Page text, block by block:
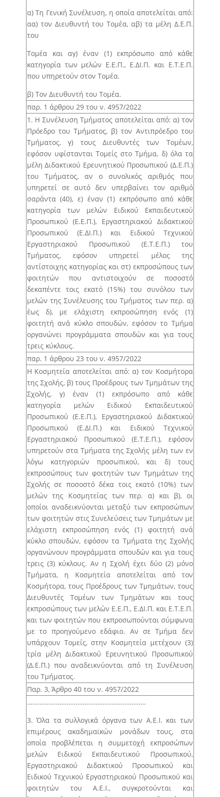
Άρθρο 21 – Χορήγηση αδειών των άρθρων 52 έως
55 του Κώδικα Κατάστασης Δημοσίων Πολιτικών
Διοικητικών Υπαλλήλων και Υπαλλήλων Ν.Π.Δ.Δ. (ν.
3528/2007, Α’ 26) σε μέλη Δ.Ε.Π./Ε.ΔΙ.Π./Ε.Τ.Ε.Π.
Άρθρο 22 – Χορήγηση εκπαιδευτικής άδειας σε
μέλη Ε.ΔΙ.Π. / Ε.Τ.Ε.Π.
μέλους Ε.Δ.Ι.Π.
Άρθρο 24 – Ετήσιος προγραμματισμός
προσλήψεων μελών Δ.Ε.Π.
Άρθρο 25 – Ετήσιος προγραμματισμός
προσλήψεων μελών Ε.ΔΙ.Π., Ε.Τ.Ε.Π.
Άρθρο 26 – Μητρώο γνωστικών αντικειμένων
Άρθρο 27 – Μητρώα Εσωτερικών και Εξωτερικών
Εκλεκτόρων
Άρθρο 28 – Διαδικασία ανάδειξης Κοσμήτορα
Άρθρο 29 – Εκλογική διαδικασία για την ανάδειξη
Προέδρου και Αντιπροέδρου Τμήματος
Άρθρο 30 – Εκλογική διαδικασία για την ανάδειξη
Διευθυντή/ντριας Τομέα
Άρθρο 31 – Εκλογική διαδικασία για την ανάδειξη
Διευθυντή Εργαστηρίου
Άρθρο 32 – Εκλογική διαδικασία για την
ανάδειξη εκπροσώπων των μελών Ε.ΔΙ.Π. και
Ε.Τ.Ε.Π. στον Τομέα, στη Συνέλευση, στην
Κοσμητεία
Άρθρο 33 – Εκλογική διαδικασία για την ανάδειξη
των εκπροσώπων των φοιτητών/φοιτητριών στη
Συνέλευση του Τμήματος
Άρθρο 34 – Αξιολόγηση φοιτητή/φοιτήτριας από
τριμελή επιτροπή
α) Τη Γενική Συνέλευση, η οποία αποτελείται από:
αα) τον Διευθυντή του Τομέα, αβ) τα μέλη Δ.Ε.Π.
του
Τομέα και αγ) έναν (1) εκπρόσωπο από κάθε
κατηγορία των μελών Ε.Ε.Π., Ε.ΔΙ.Π. και Ε.Τ.Ε.Π.
που υπηρετούν στον Τομέα.
β) Τον Διευθυντή του Τομέα.
παρ. 1 άρθρου 29 του ν. 4957/2022
1. Η Συνέλευση Τμήματος αποτελείται από: α) τον
Πρόεδρο του Τμήματος, β) τον Αντιπρόεδρο του
Τμήματος, γ) τους Διευθυντές των Τομέων,
εφόσον υφίστανται Τομείς στο Τμήμα, δ) όλα τα
μέλη Διδακτικού Ερευνητικού Προσωπικού (Δ.Ε.Π.)
του Τμήματος, αν ο συνολικός αριθμός που
υπηρετεί σε αυτό δεν υπερβαίνει τον αριθμό
σαράντα (40), ε) έναν (1) εκπρόσωπο από κάθε
κατηγορία των μελών Ειδικού Εκπαιδευτικού
Προσωπικού (Ε.Ε.Π.), Εργαστηριακού Διδακτικού
Προσωπικού (Ε.ΔΙ.Π.) και Ειδικού Τεχνικού
Εργαστηριακού Προσωπικού (Ε.Τ.Ε.Π.) του
Τμήματος, εφόσον υπηρετεί μέλος της
αντίστοιχης κατηγορίας και στ) εκπροσώπους των
φοιτητών που αντιστοιχούν σε ποσοστό
δεκαπέντε τοις εκατό (15%) του συνόλου των
μελών της Συνέλευσης του Τμήματος των περ. α)
έως δ), με ελάχιστη εκπροσώπηση ενός (1)
φοιτητή ανά κύκλο σπουδών, εφόσον το Τμήμα
οργανώνει προγράμματα σπουδών και για τους
τρεις κύκλους.
παρ. 1 άρθρου 23 του ν. 4957/2022
Η Κοσμητεία αποτελείται από: α) τον Κοσμήτορα
της Σχολής, β) τους Προέδρους των Τμημάτων της
Σχολής, γ) έναν (1) εκπρόσωπο από κάθε
κατηγορία μελών Ειδικού Εκπαιδευτικού
Προσωπικού (Ε.Ε.Π.), Εργαστηριακού Διδακτικού
Προσωπικού (Ε.ΔΙ.Π.) και Ειδικού Τεχνικού
Εργαστηριακού Προσωπικού (Ε.Τ.Ε.Π.), εφόσον
υπηρετούν στα Τμήματα της Σχολής μέλη των εν
λόγω κατηγοριών προσωπικού, και δ) τους
εκπροσώπους των φοιτητών των Τμημάτων της
Σχολής σε ποσοστό δέκα τοις εκατό (10%) των
μελών της Κοσμητείας των περ. α) και β), οι
οποίοι αναδεικνύονται μεταξύ των εκπροσώπων
των φοιτητών στις Συνελεύσεις των Τμημάτων με
ελάχιστη εκπροσώπηση ενός (1) φοιτητή ανά
κύκλο σπουδών, εφόσον τα Τμήματα της Σχολής
οργανώνουν προγράμματα σπουδών και για τους
τρεις (3) κύκλους. Αν η Σχολή έχει δύο (2) μόνο
Τμήματα, η Κοσμητεία αποτελείται από τον
Κοσμήτορα, τους Προέδρους των Τμημάτων, τους
Διευθυντές Τομέων των Τμημάτων και τους
εκπροσώπους των μελών Ε.Ε.Π., Ε.ΔΙ.Π. και Ε.Τ.Ε.Π.
και των φοιτητών που εκπροσωπούνται σύμφωνα
με το προηγούμενο εδάφιο. Αν σε Τμήμα δεν
υπάρχουν Τομείς, στην Κοσμητεία μετέχουν (3)
τρία μέλη Διδακτικού Ερευνητικού Προσωπικού
(Δ.Ε.Π.) που αναδεικνύονται από τη Συνέλευση
του Τμήματος.
Παρ. 3, Άρθρο 40 του ν. 4957/2022
…………………………………………………………
3. Όλα τα συλλογικά όργανα των Α.Ε.Ι. και των
επιμέρους ακαδημαϊκών μονάδων τους, στα
οποία προβλέπεται η συμμετοχή εκπροσώπων
μελών Ειδικού Εκπαιδευτικού Προσωπικού,
Εργαστηριακού Διδακτικού Προσωπικού και
Ειδικού Τεχνικού Εργαστηριακού Προσωπικού και
φοιτητών του Α.Ε.Ι., συγκροτούνται και